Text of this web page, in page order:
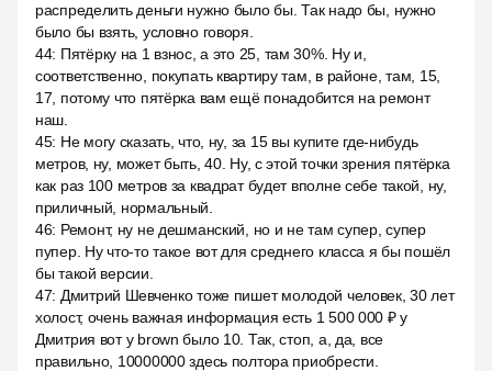
распределить деньги нужно было бы. Так надо бы, нужно
было бы взять, условно говоря.
44: Пятёрку на 1 взнос, а это 25, там 30%. Ну и,
соответственно, покупать квартиру там, в районе, там, 15,
17, потому что пятёрка вам ещё понадобится на ремонт
наш.
45: Не могу сказать, что, ну, за 15 вы купите где-нибудь
метров, ну, может быть, 40. Ну, с этой точки зрения пятёрка
как раз 100 метров за квадрат будет вполне себе такой, ну,
приличный, нормальный.
46: Ремонт, ну не дешманский, но и не там супер, супер
пупер. Ну что-то такое вот для среднего класса я бы пошёл
бы такой версии.
47: Дмитрий Шевченко тоже пишет молодой человек, 30 лет
холост, очень важная информация есть 1 500 000 ₽ у
Дмитрия вот у brown было 10. Так, стоп, а, да, все
правильно, 10000000 здесь полтора приобрести.